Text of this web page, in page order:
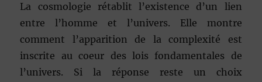
La cosmologie rétablit l’existence d’un lien
entre l’homme et l’univers. Elle montre
comment l’apparition de la complexité est
inscrite au coeur des lois fondamentales de
l’univers. Si la réponse reste un choix